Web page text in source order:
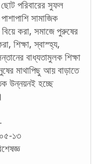
পরিবারের সুফল
সামাজিক
করা, সমাজে পুরুষের
শিক্ষা, স্বাস্হ্য,
বাধ্যতামুলক শিক্ষা
মাথাপিছু আয় বাড়াতে
উন্নয়নই হচ্ছে
১৩